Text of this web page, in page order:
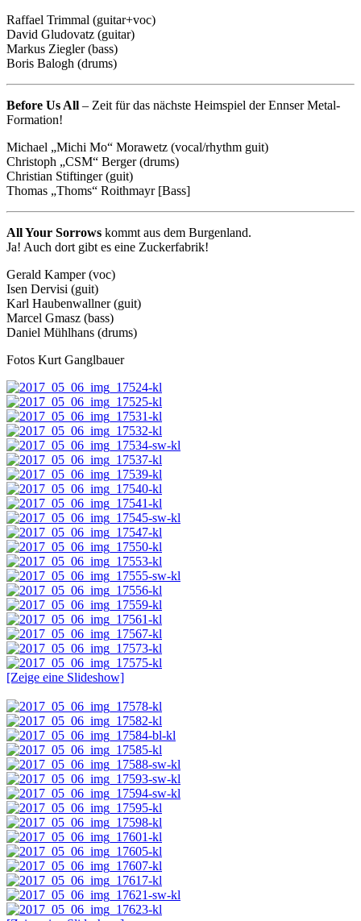
Raffael Trimmal (guitar+voc)
David Gludovatz (guitar)
Markus Ziegler (bass)
Boris Balogh (drums)
Before Us All – Zeit für das nächste Heimspiel der Ennser Metal-
Formation!
Michael „Michi Mo“ Morawetz (vocal/rhythm guit)
Christoph „CSM“ Berger (drums)
Christian Stiftinger (guit)
Thomas „Thoms“ Roithmayr [Bass]
All Your Sorrows kommt aus dem Burgenland.
Ja! Auch dort gibt es eine Zuckerfabrik!
Gerald Kamper (voc)
Isen Dervisi (guit)
Karl Haubenwallner (guit)
Marcel Gmasz (bass)
Daniel Mühlhans (drums)
Fotos Kurt Ganglbauer
[Zeige eine Slideshow]